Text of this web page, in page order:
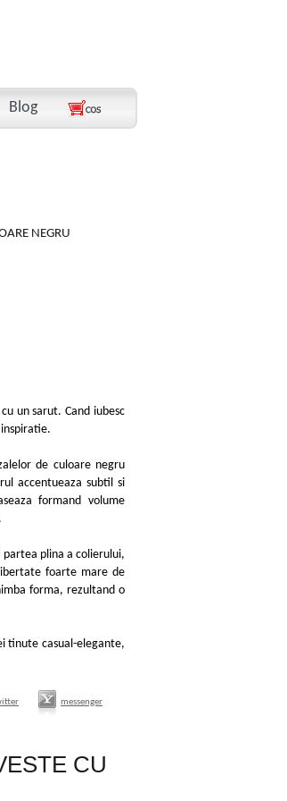
Blog
NEGRU
un sarut. Cand iubesc
de culoare negru
accentueaza subtil si
formand volume
plina a colierului,
foarte mare de
forma, rezultand o
tinute casual-elegante,
messenger
CU